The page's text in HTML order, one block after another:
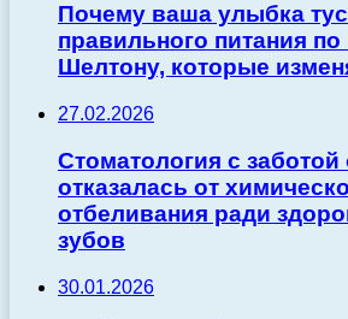
Почему ваша улыбка
правильного питания по
Шелтону, которые
27.02.2026
Стоматология с заботой
отказалась от
отбеливания ради
зубов
30.01.2026